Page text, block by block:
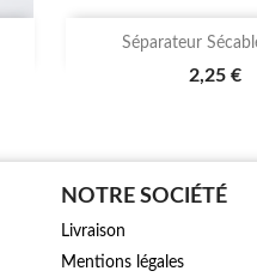
Séparateur
2,25 €
Aperçu
NOTRE SOCIÉTÉ
Livraison
Mentions légales